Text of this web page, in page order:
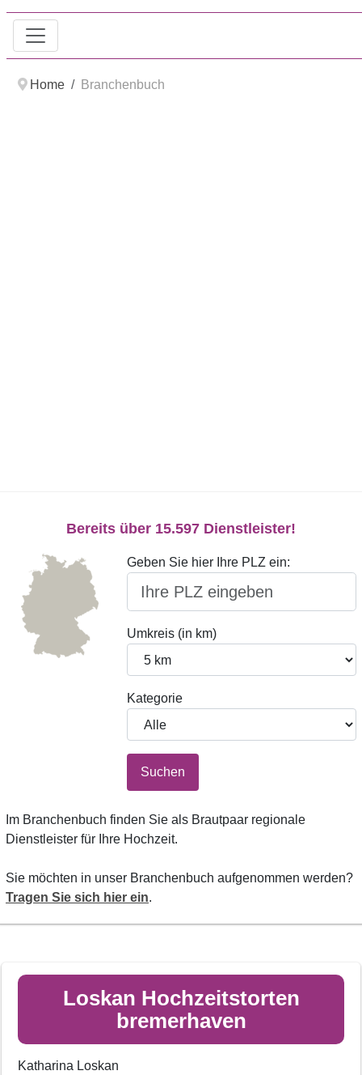
Home Branchenbuch
Bereits über 15.597 Dienstleister!
Geben Sie hier Ihre PLZ ein:
Umkreis (in km)
Kategorie
Suchen
Im Branchenbuch finden Sie als Brautpaar regionale
Dienstleister für Ihre Hochzeit.
Sie möchten in unser Branchenbuch aufgenommen werden?
Tragen Sie sich hier ein.
Loskan Hochzeitstorten
bremerhaven
Katharina Loskan